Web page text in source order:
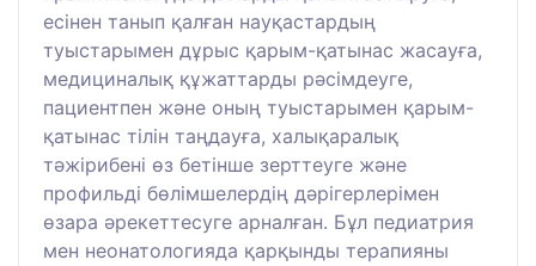
есінен танып қалған науқастардың
туыстарымен дұрыс қарым-қатынас жасауға,
медициналық құжаттарды рәсімдеуге,
пациентпен және оның туыстарымен қарым-
қатынас тілін таңдауға, халықаралық
тәжірибені өз бетінше зерттеуге және
профильді бөлімшелердің дәрігерлерімен
өзара әрекеттесуге арналған. Бұл педиатрия
мен неонатологияда қарқынды терапияны